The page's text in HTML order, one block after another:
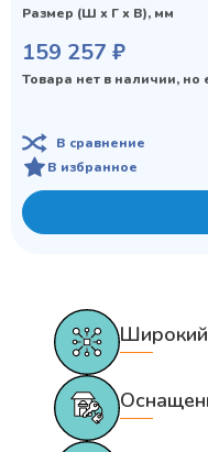
Размер (Ш х Г х В), мм
159 257 ₽
Товара нет в наличии, но
В сравнение
В избранное
Широкий